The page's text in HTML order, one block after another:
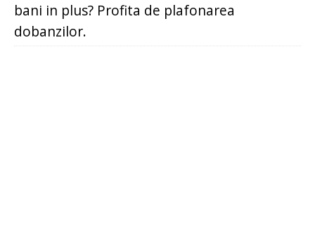
bani in plus? Profita de plafonarea
dobanzilor.